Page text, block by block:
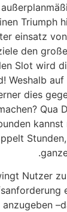
Triumph
einsatz
den
Slot wird
Weshalb
dies
Qua
Nutzer